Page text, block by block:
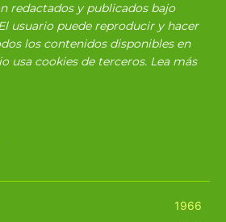
redactados y publicados bajo
usuario puede reproducir y hacer
los contenidos disponibles en
usa cookies de terceros. Lea más
1966